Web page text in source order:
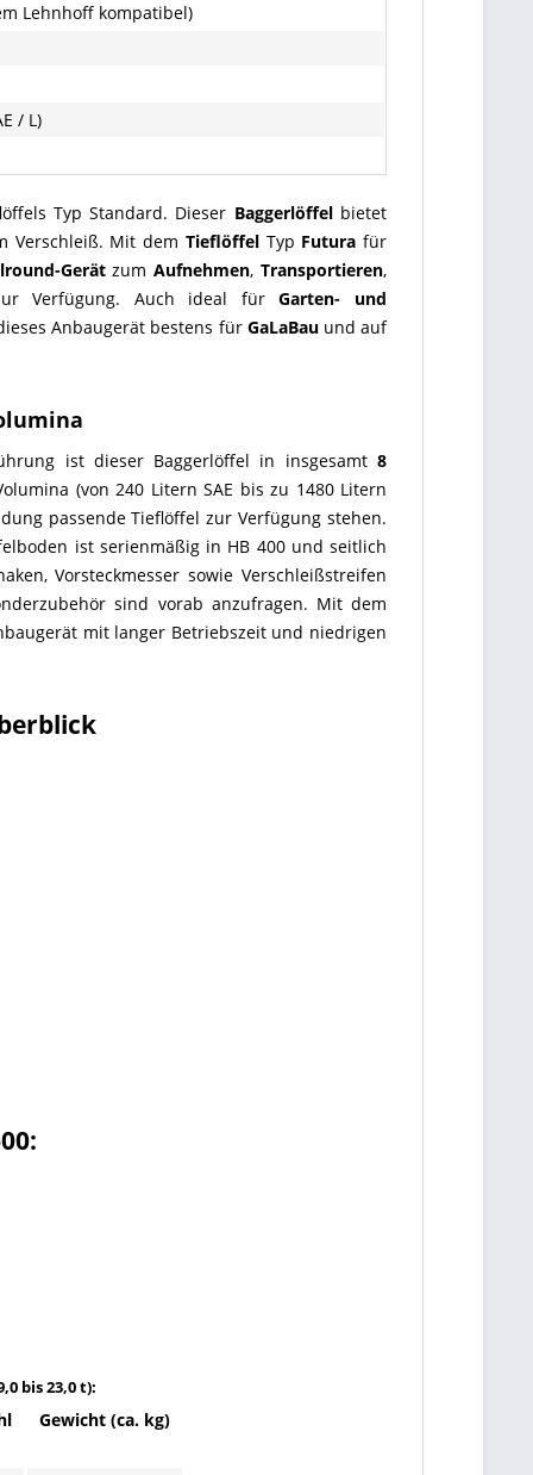
Lehnhoff kompatibel)
/ L)
Typ Standard. Dieser Baggerlöffelbietet
Verschleiß. Mit dem TieflöffelTyp Futura für
GerätzumAufnehmen, Transportieren,
Verfügung. Auch ideal fürGarten- und
Anbaugerät bestens für GaLaBauund auf
ist dieser Baggerlöffel in insgesamt 8
(von 240 Litern SAE bis zu 1480 Litern
passende Tieflöffel zur Verfügung stehen.
ist serienmäßig in HB 400 und seitlich
Vorsteckmesser sowie Verschleißstreifen
sind vorab anzufragen. Mit dem
mit langer Betriebszeit und niedrigen
bis 23,0 t):
Gewicht (ca. kg)